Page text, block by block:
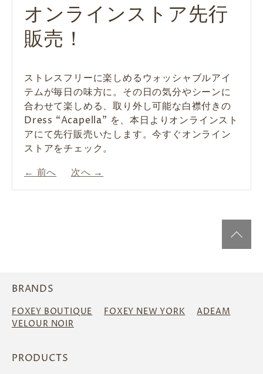
オンラインストア先行
販売！
ストレスフリーに楽しめるウォッシャブルアイ
テムが毎日の味方に。その日の気分やシーンに
合わせて楽しめる、取り外し可能な白襟付きの
Dress “Acapella” を、本日よりオンラインスト
アにて先行販売いたします。今すぐオンライン
ストアをチェック。
← 前へ
次へ →
SUMMER
ESSENTIALS - 暑い季
しく。
真夏の日差しの中でも心地よく過ごせるアイテ
ムをセレクトしました。 紫外線対策に活躍する
軽やかな羽織りやハット、涼やかな着心地を叶
えるウェア、日常に取り入れやすい機能性アイ
オンラインストア先行
販売！
タイムレスなシルエットと表情豊かなツイード
のハーモニーが織りなすDress “Baron” を本日
よりオンラインストアにて先行販売いたしま
す。今すぐオンラインストアをチェック。
← 前へ
次へ →
THE POWER OF
WHITE COLLAR
“整う”という美しさを、日常へ。 フォクシーの
白襟は、装いを整えるための“エレメント”。 そ
こに宿るのは、知性と品位、そして清潔感。ひ
とつ襟を添えるだけで端正に引き立ち、佇まい
は凛と引き締まる。 そして日常は、少しだけ特
別になる。 取り外し可能な仕様で、その日の気
← 前へ
次へ →
オンラインストア先行
販売！
クラシカルな女優襟ドレスも、しなやかな高機
能素材で気負わず纏うのが今のムード。Dress
“Chateau” をオンラインストアにて先行販売い
たします。 オンラインストアにてお楽しみくだ
さいませ。
25ANS 掲載商品 -
2026 MAY
25ansにて、 FOXEYの最新コレクションが掲載
されております。 心地よい季節に新しい魅力を
引き出すFOXEYの新作スタイルをぜひご覧くだ
さい。 ＞ 掲載商品はこちら
← 前へ
次へ →
SUITS YOUR STYLE
ちんと感。それでいて、特別な日だけに留まら
ない、しなやかな美しさ。 FOXEYが提案する
“Suits Your Style” はオケージョンにも、忙し
い毎日にも寄り添う一着です。 頑張る女性の日
常に溶け込み...
FOXEY創立45周年記念
『25ANS』11月号に中
9月27日（土）発売の『25ans』11月号にて、女
優・中条あやみさんに10月発売の新作ならびに
FOXEY 45th Anniversary 限定商品 をご着用
いただきました。FOXEYをエレガントに着こな
スペシャルムービーも公開されております。...
AMAZON PAY決済サ
ービス終了のお知らせ
日頃よりFOXEY ONLINE STOREをご愛顧くだ
さいまして誠にありがとうございます。 この
度、2025年1月6日をもちまして、当サイトのシ
ステムShopifyでのAmazon Pay決済サービス
が終了いたしました。これに伴い、当サイトで
も今後Amazon Payの決済方法がご利用でき
← 前へ
次へ →
BRANDS
FOXEY BOUTIQUE FOXEY NEW YORK
ADEAM
VELOUR NOIR
PRODUCTS